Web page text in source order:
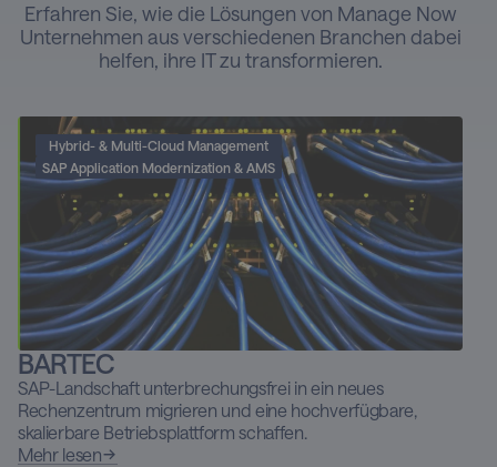
Erfahren Sie, wie die Lösungen von Manage Now
Unternehmen aus verschiedenen Branchen dabei
helfen, ihre IT zu transformieren.
Hybrid- & Multi-Cloud Management
SAP Application Modernization & AMS
BARTEC
SAP-Landschaft unterbrechungsfrei in ein neues
Rechenzentrum migrieren und eine hochverfügbare,
skalierbare Betriebsplattform schaffen.
Mehr lesen